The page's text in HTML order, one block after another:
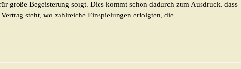
große Begeisterung sorgt. Dies kommt schon dadurch zum Ausdruck, dass
steht, wo zahlreiche Einspielungen erfolgten, die …